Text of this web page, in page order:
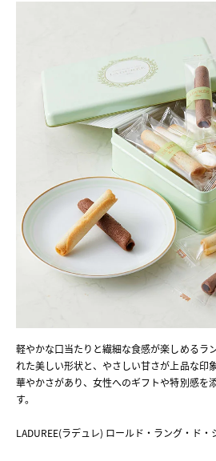
軽やかな口当たりと繊細な食感が楽しめるラ
れた美しい形状と、やさしい甘さが上品な印
華やかさがあり、女性へのギフトや特別感を
す。
LADUREE(ラデュレ) ロールド・ラング・ド